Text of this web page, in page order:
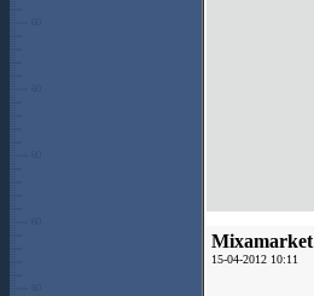
Mixamarket
15-04-2012 10:11